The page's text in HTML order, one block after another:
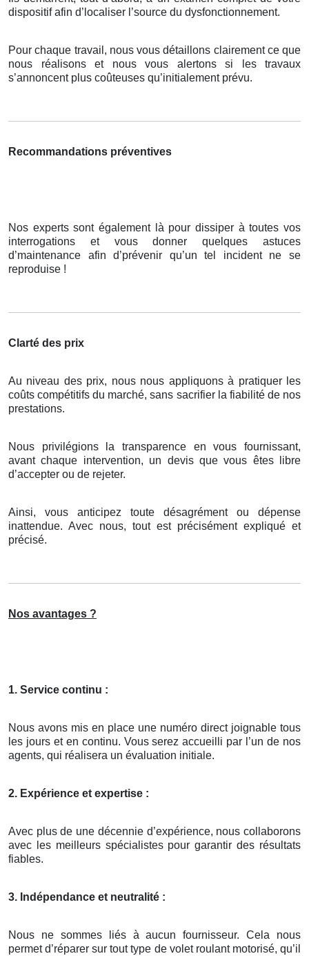
dispositif afin d’localiser l’source du dysfonctionnement.
Pour chaque travail, nous vous détaillons clairement ce que
nous réalisons et nous vous alertons si les travaux
s’annoncent plus coûteuses qu’initialement prévu.
Recommandations préventives
Nos experts sont également là pour dissiper à toutes vos
interrogations et vous donner quelques astuces
d’maintenance afin d’prévenir qu’un tel incident ne se
reproduise !
Clarté des prix
Au niveau des prix, nous nous appliquons à pratiquer les
coûts compétitifs du marché, sans sacrifier la fiabilité de nos
prestations.
Nous privilégions la transparence en vous fournissant,
avant chaque intervention, un devis que vous êtes libre
d’accepter ou de rejeter.
Ainsi, vous anticipez toute désagrément ou dépense
inattendue. Avec nous, tout est précisément expliqué et
précisé.
Nos avantages ?
1. Service continu :
Nous avons mis en place une numéro direct joignable tous
les jours et en continu. Vous serez accueilli par l’un de nos
agents, qui réalisera un évaluation initiale.
2. Expérience et expertise :
Avec plus de une décennie d’expérience, nous collaborons
avec les meilleurs spécialistes pour garantir des résultats
fiables.
3. Indépendance et neutralité :
Nous ne sommes liés à aucun fournisseur. Cela nous
permet d’réparer sur tout type de volet roulant motorisé, qu’il